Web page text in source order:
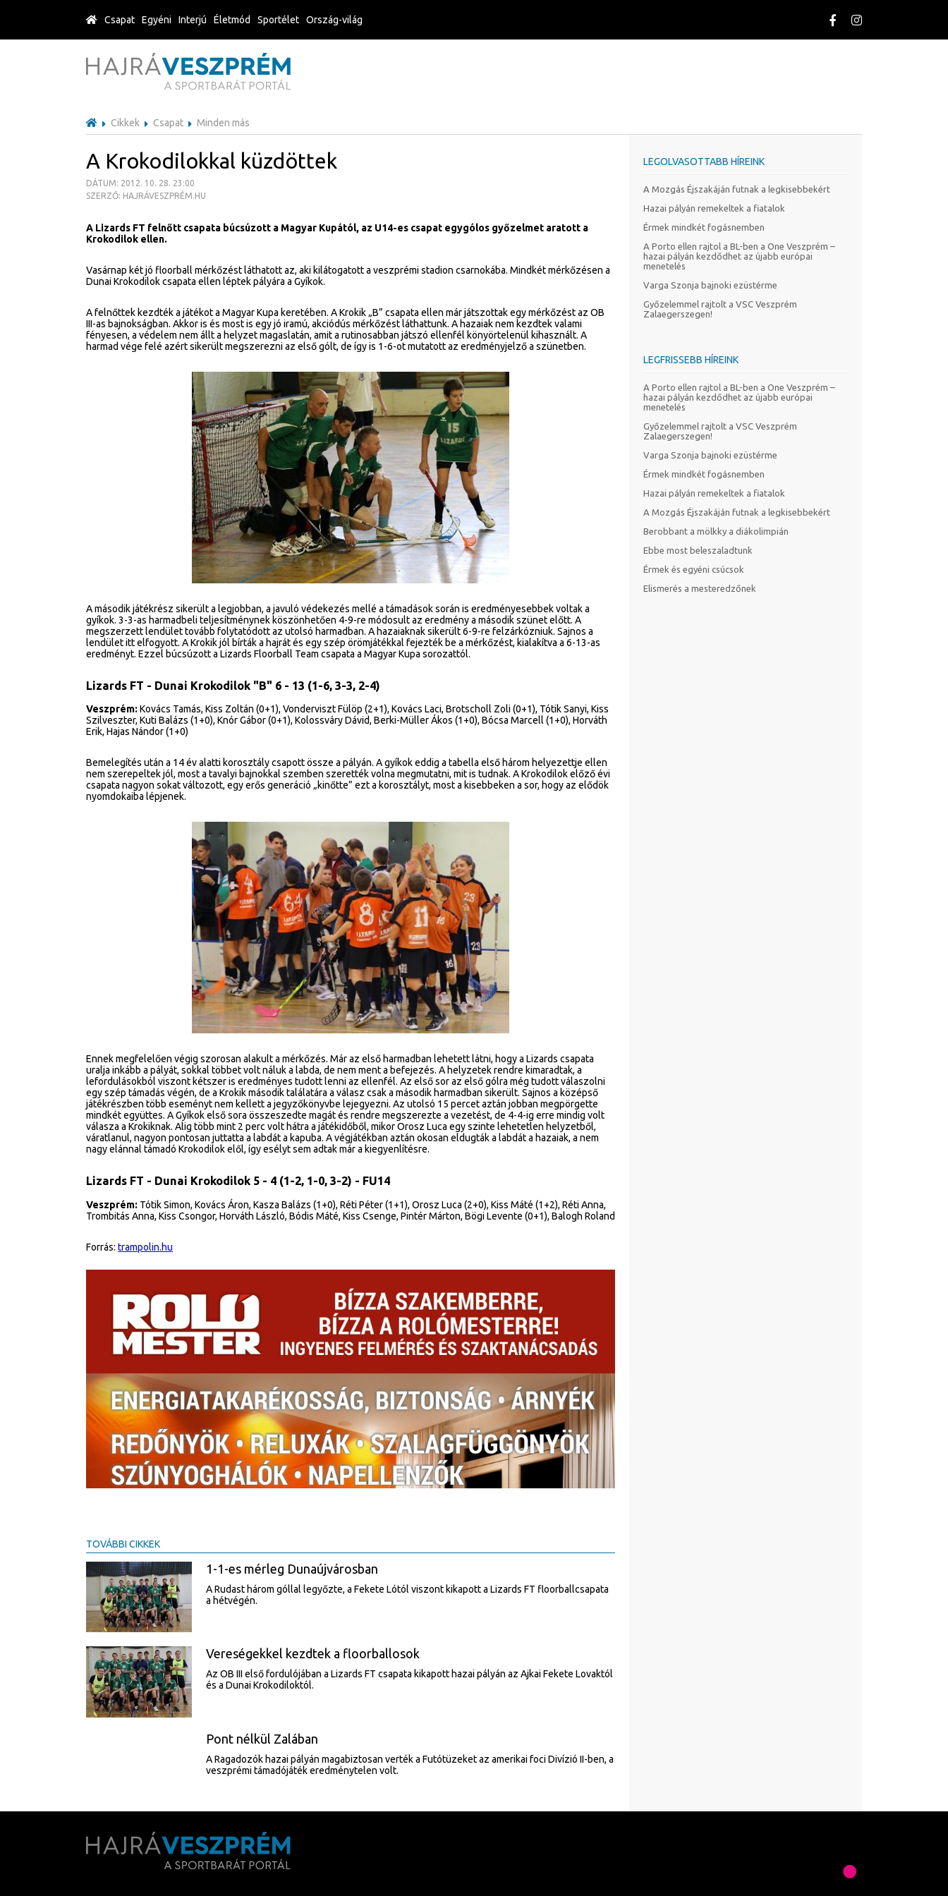
Cikkek Csapat Minden más
A Krokodilokkal küzdöttek
DÁTUM: 2012. 10. 28. 23:00
SZERZŐ: HAJRÁVESZPRÉM.HU
A Lizards FT felnőtt csapata búcsúzott a Magyar Kupától, az U14-es csapat egygólos győzelmet aratott a
Krokodilok ellen.
Vasárnap két jó floorball mérkőzést láthatott az, aki kilátogatott a veszprémi stadion csarnokába. Mindkét mérkőzésen a
Dunai Krokodilok csapata ellen léptek pályára a Gyíkok.
A felnőttek kezdték a játékot a Magyar Kupa keretében. A Krokik „B” csapata ellen már játszottak egy mérkőzést az OB
III-as bajnokságban. Akkor is és most is egy jó iramú, akciódús mérkőzést láthattunk. A hazaiak nem kezdtek valami
fényesen, a védelem nem állt a helyzet magaslatán, amit a rutinosabban játszó ellenfél könyörtelenül kihasznált. A
harmad vége felé azért sikerült megszerezni az első gólt, de így is 1-6-ot mutatott az eredményjelző a szünetben.
A második játékrész sikerült a legjobban, a javuló védekezés mellé a támadások során is eredményesebbek voltak a
gyíkok. 3-3-as harmadbeli teljesítménynek köszönhetően 4-9-re módosult az eredmény a második szünet előtt. A
megszerzett lendület tovább folytatódott az utolsó harmadban. A hazaiaknak sikerült 6-9-re felzárkózniuk. Sajnos a
lendület itt elfogyott. A Krokik jól bírták a hajrát és egy szép örömjátékkal fejezték be a mérkőzést, kialakítva a 6-13-as
eredményt. Ezzel búcsúzott a Lizards Floorball Team csapata a Magyar Kupa sorozattól.
Lizards FT - Dunai Krokodilok "B" 6 - 13 (1-6, 3-3, 2-4)
Veszprém: Kovács Tamás, Kiss Zoltán (0+1), Vonderviszt Fülöp (2+1), Kovács Laci, Brotscholl Zoli (0+1), Tótik Sanyi, Kiss
Szilveszter, Kuti Balázs (1+0), Knór Gábor (0+1), Kolossváry Dávid, Berki-Müller Ákos (1+0), Bócsa Marcell (1+0), Horváth
Erik, Hajas Nándor (1+0)
Bemelegítés után a 14 év alatti korosztály csapott össze a pályán. A gyíkok eddig a tabella első három helyezettje ellen
nem szerepeltek jól, most a tavalyi bajnokkal szemben szerették volna megmutatni, mit is tudnak. A Krokodilok előző évi
csapata nagyon sokat változott, egy erős generáció „kinőtte” ezt a korosztályt, most a kisebbeken a sor, hogy az elődök
nyomdokaiba lépjenek.
Ennek megfelelően végig szorosan alakult a mérkőzés. Már az első harmadban lehetett látni, hogy a Lizards csapata
uralja inkább a pályát, sokkal többet volt náluk a labda, de nem ment a befejezés. A helyzetek rendre kimaradtak, a
lefordulásokból viszont kétszer is eredményes tudott lenni az ellenfél. Az első sor az első gólra még tudott válaszolni
egy szép támadás végén, de a Krokik második találatára a válasz csak a második harmadban sikerült. Sajnos a középső
játékrészben több eseményt nem kellett a jegyzőkönyvbe lejegyezni. Az utolsó 15 percet aztán jobban megpörgette
mindkét együttes. A Gyíkok első sora összeszedte magát és rendre megszerezte a vezetést, de 4-4-ig erre mindig volt
válasza a Krokiknak. Alig több mint 2 perc volt hátra a játékidőből, mikor Orosz Luca egy szinte lehetetlen helyzetből,
váratlanul, nagyon pontosan juttatta a labdát a kapuba. A végjátékban aztán okosan eldugták a labdát a hazaiak, a nem
nagy elánnal támadó Krokodilok elől, így esélyt sem adtak már a kiegyenlítésre.
Lizards FT - Dunai Krokodilok 5 - 4 (1-2, 1-0, 3-2) - FU14
Veszprém: Tótik Simon, Kovács Áron, Kasza Balázs (1+0), Réti Péter (1+1), Orosz Luca (2+0), Kiss Máté (1+2), Réti Anna,
Trombitás Anna, Kiss Csongor, Horváth László, Bódis Máté, Kiss Csenge, Pintér Márton, Bögi Levente (0+1), Balogh Roland
Forrás: trampolin.hu
TOVÁBBI CIKKEK
1-1-es mérleg Dunaújvárosban
A Rudast három góllal legyőzte, a Fekete Lótól viszont kikapott a Lizards FT floorballcsapata
a hétvégén.
Vereségekkel kezdtek a floorballosok
Az OB III első fordulójában a Lizards FT csapata kikapott hazai pályán az Ajkai Fekete Lovaktól
és a Dunai Krokodiloktól.
Pont nélkül Zalában
A Ragadozók hazai pályán magabiztosan verték a Futótüzeket az amerikai foci Divízió II-ben, a
veszprémi támadójáték eredménytelen volt.
LEGOLVASOTTABB HÍREINK
A Mozgás Éjszakáján futnak a legkisebbekért
Hazai pályán remekeltek a fiatalok
Érmek mindkét fogásnemben
A Porto ellen rajtol a BL-ben a One Veszprém –
hazai pályán kezdődhet az újabb európai
menetelés
Varga Szonja bajnoki ezüstérme
Győzelemmel rajtolt a VSC Veszprém
Zalaegerszegen!
LEGFRISSEBB HÍREINK
A Porto ellen rajtol a BL-ben a One Veszprém –
hazai pályán kezdődhet az újabb európai
menetelés
Győzelemmel rajtolt a VSC Veszprém
Zalaegerszegen!
Varga Szonja bajnoki ezüstérme
Érmek mindkét fogásnemben
Hazai pályán remekeltek a fiatalok
A Mozgás Éjszakáján futnak a legkisebbekért
Berobbant a mölkky a diákolimpián
Ebbe most beleszaladtunk
Érmek és egyéni csúcsok
Elismerés a mesteredzőnek
Csapat Egyéni Interjú Életmód Sportélet Ország-világ